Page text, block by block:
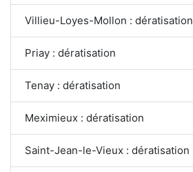
Villieu-Loyes-Mollon : dératisation
Priay : dératisation
Tenay : dératisation
Meximieux : dératisation
Saint-Jean-le-Vieux : dératisation